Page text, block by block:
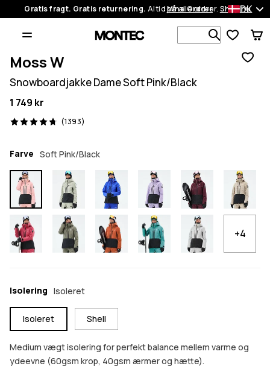
Gratis fragt. Gratis returnering. Altid på alle ordrer. Shop nu
Mine Ordrer DK
Søg i 1
Moss W
Snowboardjakke Dame Soft Pink/Black
1 749 kr
(1393)
1393 anmeldelser, 4.7/5
Farve Soft Pink/Black
+4
Isolering Isoleret
Isoleret Shell
Medium vægt isolering for perfekt balance mellem varme og
ydeevne (60gsm krop, 40gsm ærmer og hætte).